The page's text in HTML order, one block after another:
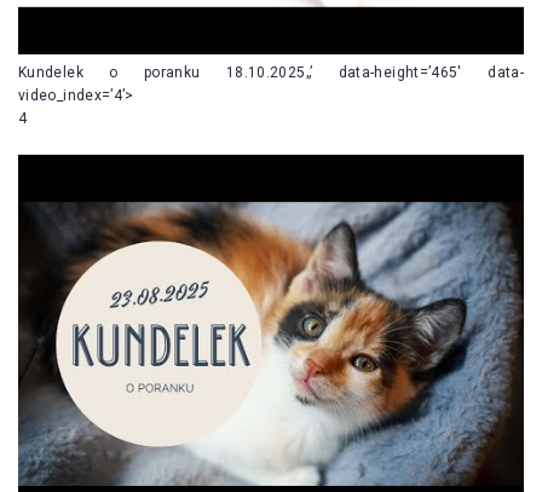
Kundelek o poranku 18.10.2025„’ data-height=’465′ data-
video_index=’4’>
4